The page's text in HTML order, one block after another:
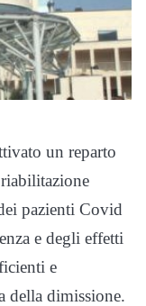
un reparto
pazienti Covid
e degli effetti
e
della dimissione.